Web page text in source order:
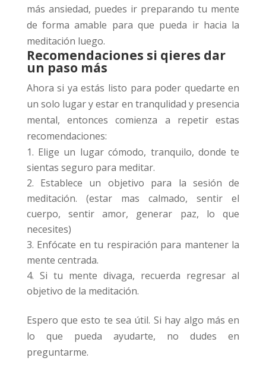
más ansiedad, puedes ir preparando tu mente
de forma amable para que pueda ir hacia la
meditación luego.
Recomendaciones si qieres dar
un paso más
Ahora si ya estás listo para poder quedarte en
un solo lugar y estar en tranqulidad y presencia
mental, entonces comienza a repetir estas
recomendaciones:
Elige un lugar cómodo, tranquilo, donde te
sientas seguro para meditar.
Establece un objetivo para la sesión de
meditación. (estar mas calmado, sentir el
cuerpo, sentir amor, generar paz, lo que
necesites)
Enfócate en tu respiración para mantener la
mente centrada.
Si tu mente divaga, recuerda regresar al
objetivo de la meditación.
Espero que esto te sea útil. Si hay algo más en
lo que pueda ayudarte, no dudes en
preguntarme.